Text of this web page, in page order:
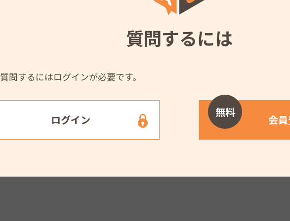
質問するには
質問するにはログインが必要です。
ログイン
無料
会